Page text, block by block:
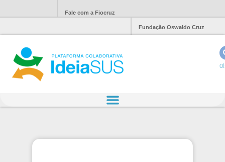
Fale com a Fiocruz
Fundação Oswaldo Cruz